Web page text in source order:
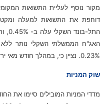
מקור נוסף לעליית התשואות
דוחפת את התשואות למעלה
האג"ח הממשלתי השקלי נותר ללא
0.23%. נציין כי, במהלך חודש מאי ירדו השחרים הארוכים בעד 1.5%.
שוק המניות
מדדי המניות המובילים סיימו את